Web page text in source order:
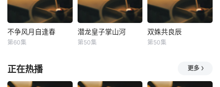
不争风月自逢春
不争风月自逢春
第60集
潜龙皇子掌山河
潜龙皇子掌山河
第50集
双姝共良辰
双姝共良辰
第50集
正在热播 更多